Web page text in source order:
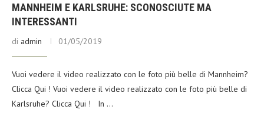
MANNHEIM E KARLSRUHE: SCONOSCIUTE MA
INTERESSANTI
di admin 01/05/2019
Vuoi vedere il video realizzato con le foto più belle di Mannheim?
Clicca Qui ! Vuoi vedere il video realizzato con le foto più belle di
Karlsruhe? Clicca Qui ! In …